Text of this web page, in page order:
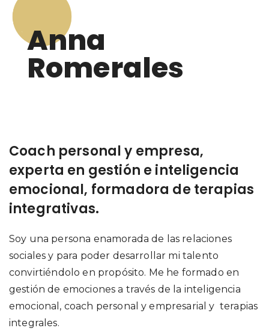
Anna
Romerales
Coach personal y empresa,
experta en gestión e inteligencia
emocional, formadora de terapias
integrativas.
Soy una persona enamorada de las relaciones
sociales y para poder desarrollar mi talento
convirtiéndolo en propósito. Me he formado en
gestión de emociones a través de la inteligencia
emocional, coach personal y empresarial y terapias
integrales.